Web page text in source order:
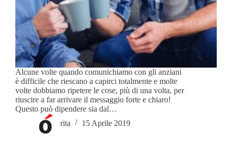
Alcune volte quando comunichiamo con gli anziani
è difficile che riescano a capirci totalmente e molte
volte dobbiamo ripetere le cose, più di una volta, per
riuscire a far arrivare il messaggio forte e chiaro!
Questo può dipendere sia dal…
rita
15 Aprile 2019